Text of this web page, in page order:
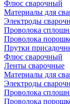
Флюс сварочный
Материалы для
Электроды
Проволока
Проволока
Прутки
Флюс сварочный
Ленты сварочные
Материалы для
Электроды
Проволока
Проволока